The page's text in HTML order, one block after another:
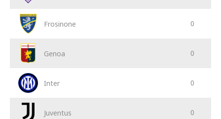
Calendari e Risultati
Classifiche
Cattedra Universidad Europea
Frosinone 0
Genoa 0
Inter 0
Juventus 0